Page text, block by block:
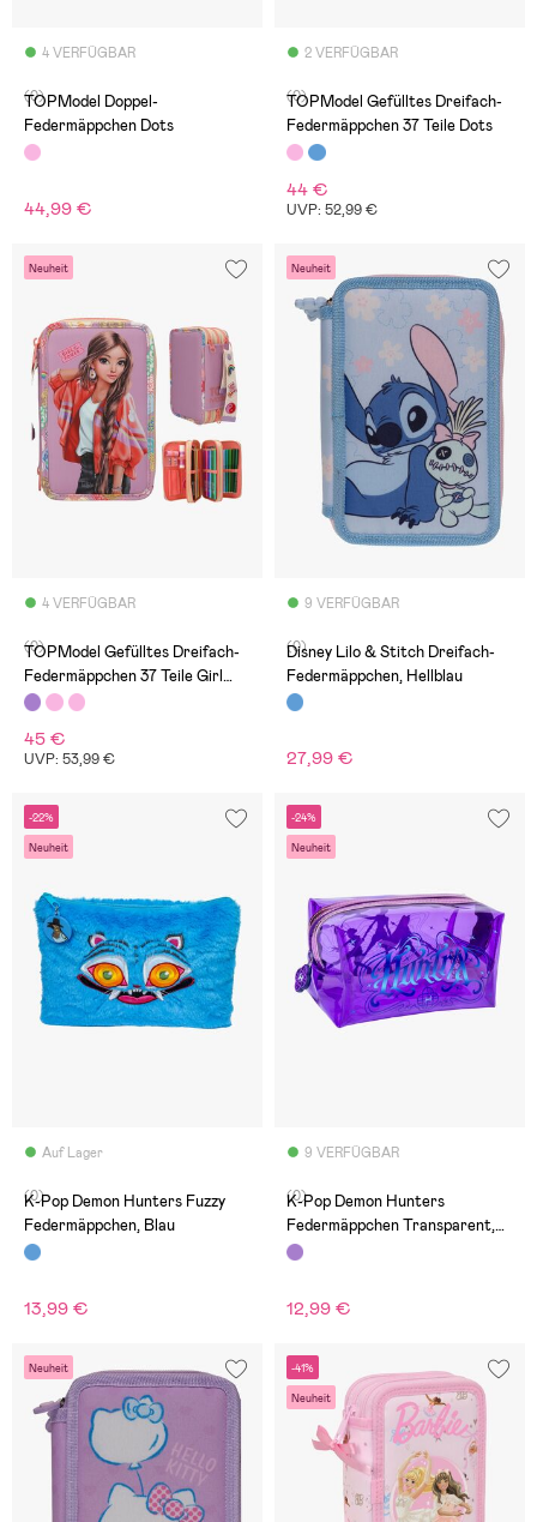
4 VERFÜGBAR
(0)
TOPModel Doppel-
Federmäppchen Dots
44,99 €
2 VERFÜGBAR
(0)
TOPModel Gefülltes Dreifach-
Federmäppchen 37 Teile Dots
44 €
UVP: 52,99 €
Neuheit
4 VERFÜGBAR
(0)
TOPModel Gefülltes Dreifach-
Federmäppchen 37 Teile Girl
Power, Lila
45 €
UVP: 53,99 €
Neuheit
9 VERFÜGBAR
(0)
Disney Lilo & Stitch Dreifach-
Federmäppchen, Hellblau
27,99 €
-22%
Neuheit
Auf Lager
(0)
K-Pop Demon Hunters Fuzzy
Federmäppchen, Blau
13,99 €
-24%
Neuheit
9 VERFÜGBAR
(0)
K-Pop Demon Hunters
Federmäppchen Transparent,
Lila
12,99 €
Neuheit -41%
Neuheit